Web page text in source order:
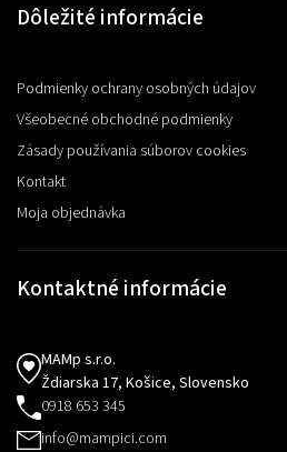
Dôležité informácie
Podmienky ochrany osobných údajov
Všeobecné obchodné podmienky
Zásady používania súborov cookies
Kontakt
Moja objednávka
Kontaktné informácie
MAMp s.r.o.
Ždiarska 17, Košice, Slovensko
0918 653 345
info@mampici.com